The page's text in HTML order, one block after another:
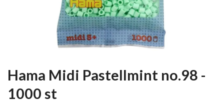
Hama Midi Pastellmint no.98 -
1000 st